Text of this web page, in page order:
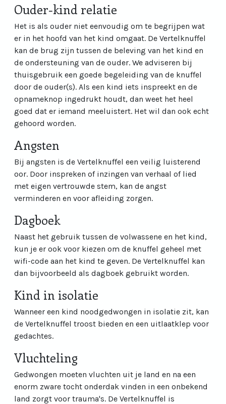
Ouder-kind relatie
Het is als ouder niet eenvoudig om te begrijpen wat
er in het hoofd van het kind omgaat. De Vertelknuffel
kan de brug zijn tussen de beleving van het kind en
de ondersteuning van de ouder. We adviseren bij
thuisgebruik een goede begeleiding van de knuffel
door de ouder(s). Als een kind iets inspreekt en de
opnameknop ingedrukt houdt, dan weet het heel
goed dat er iemand meeluistert. Het wil dan ook echt
gehoord worden.
Angsten
Bij angsten is de Vertelknuffel een veilig luisterend
oor. Door inspreken of inzingen van verhaal of lied
met eigen vertrouwde stem, kan de angst
verminderen en voor afleiding zorgen.
Dagboek
Naast het gebruik tussen de volwassene en het kind,
kun je er ook voor kiezen om de knuffel geheel met
wifi-code aan het kind te geven. De Vertelknuffel kan
dan bijvoorbeeld als dagboek gebruikt worden.
Kind in isolatie
Wanneer een kind noodgedwongen in isolatie zit, kan
de Vertelknuffel troost bieden en een uitlaatklep voor
gedachtes.
Vluchteling
Gedwongen moeten vluchten uit je land en na een
enorm zware tocht onderdak vinden in een onbekend
land zorgt voor trauma's. De Vertelknuffel is